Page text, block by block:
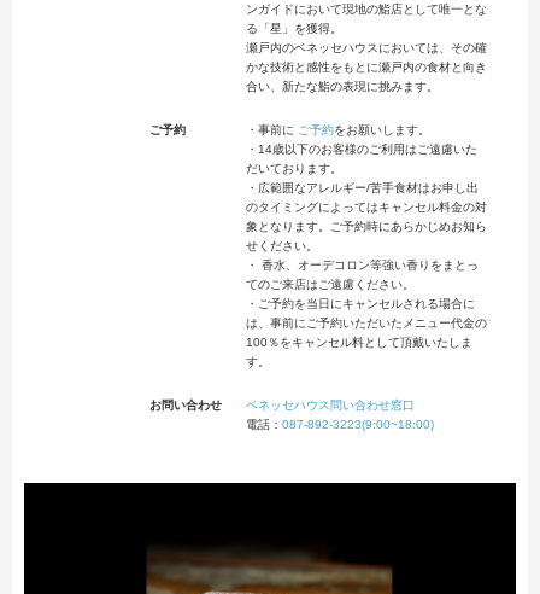
ンガイドにおいて現地の鮨店として唯一とな
る「星」を獲得。
瀬戸内のベネッセハウスにおいては、その確
かな技術と感性をもとに瀬戸内の食材と向き
合い、新たな鮨の表現に挑みます。
ご予約 ・事前に ご予約をお願いします。
・14歳以下のお客様のご利用はご遠慮いた
だいております。
・広範囲なアレルギー/苦手食材はお申し出
のタイミングによってはキャンセル料金の対
象となります。ご予約時にあらかじめお知ら
せください。
・ 香水、オーデコロン等強い香りをまとっ
てのご来店はご遠慮ください。
・ご予約を当日にキャンセルされる場合に
は、事前にご予約いただいたメニュー代金の
100％をキャンセル料として頂戴いたしま
す。
お問い合わせ
ベネッセハウス問い合わせ窓口
電話： 087-892-3223(9:00~18:00)